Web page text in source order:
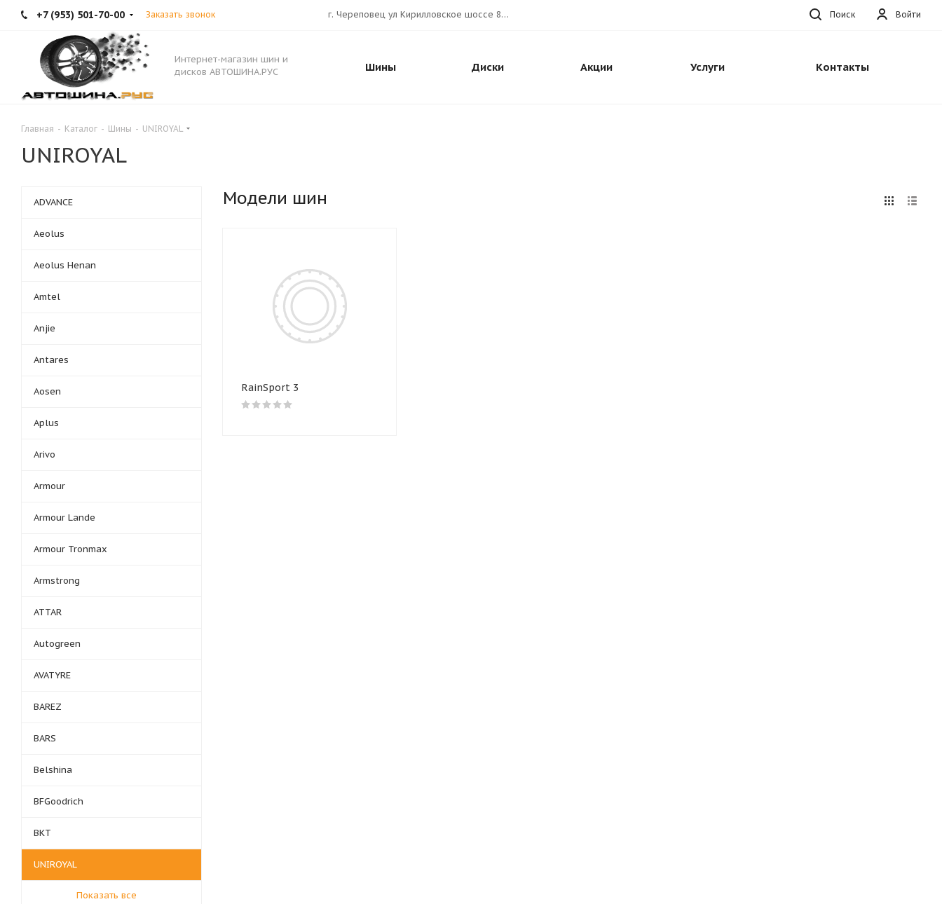
+7 (953) 501-70-00 Заказать звонок Войти
г. Череповец ул Кирилловское шоссе 80А АВТОШИНА.РУС Поиск
Интернет-магазин шин и
дисков АВТОШИНА.РУС
Шины Диски Акции Услуги Контакты
Главная - Каталог - Шины - UNIROYAL
UNIROYAL
Модели шин
RainSport 3
ADVANCE
Aeolus
Aeolus Henan
Amtel
Anjie
Antares
Aosen
Aplus
Arivo
Armour
Armour Lande
Armour Tronmax
Armstrong
ATTAR
Autogreen
AVATYRE
BAREZ
BARS
Belshina
BFGoodrich
BKT
UNIROYAL
Показать все